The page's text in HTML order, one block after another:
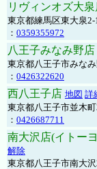
リヴィンオズ大
東京都練馬区東大泉
： 0359355972
八王子みなみ野店
東京都八王子市みな
： 0426322620
西八王子店 地図 詳
東京都八王子市並木町
： 0426687711
南大沢店(イトー
解除
東京都八王子市南大